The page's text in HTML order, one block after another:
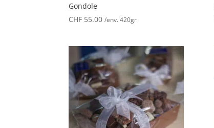
Gondole
CHF 55.00 /env. 420gr